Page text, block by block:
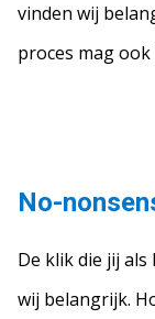
vinden wij
proces mag
No-
De klik die jij
wij belangrijk.